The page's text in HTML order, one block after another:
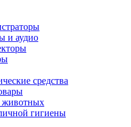
и аудио
средства
животных
гигиены